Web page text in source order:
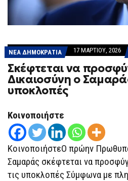
ΝΕΑ ΔΗΜΟΚΡΑΤΙΑ 17 ΜΑΡΤΊΟΥ, 2026
Σκέφτεται να
Δικαιοσύνη ο
υποκλοπές
Κοινοποιήστε
ΚοινοποιήστεΟ πρώην
Σαμαράς σκέφτεται να
τις υποκλοπές Σύμφωνα με